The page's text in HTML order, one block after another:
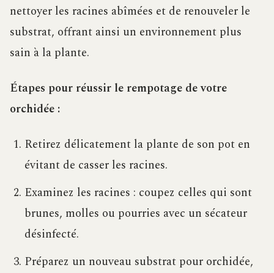
nettoyer les racines abîmées et de renouveler le
substrat, offrant ainsi un environnement plus
sain à la plante.
Étapes pour réussir le rempotage de votre
orchidée :
Retirez délicatement la plante de son pot en
évitant de casser les racines.
Examinez les racines : coupez celles qui sont
brunes, molles ou pourries avec un sécateur
désinfecté.
Préparez un nouveau substrat pour orchidée,